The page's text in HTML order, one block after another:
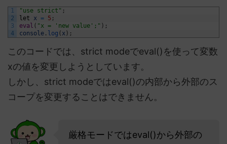
1
2
3
4
"use strict" ;
let
x = 5 ;
eval ( "x = 'new value';" ) ;
console . log ( x ) ;
このコードでは、strict modeでeval()を使って変数
xの値を変更しようとしています。
しかし、strict modeではeval()の内部から外部のス
コープを変更することはできません。
厳格モードではeval()から外部の